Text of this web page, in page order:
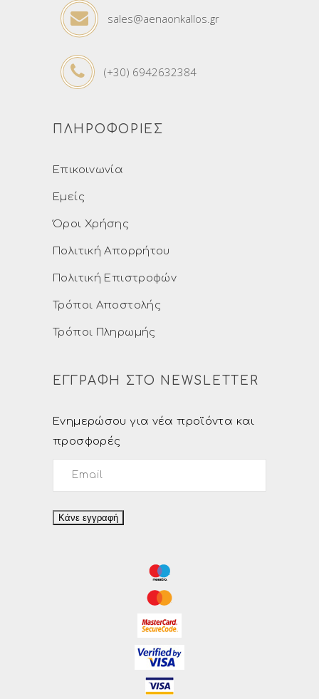
sales@aenaonkallos.gr
(+30) 6942632384
ΠΛΗΡΟΦΟΡΙΕΣ
Επικοινωνία
Εμείς
Όροι Χρήσης
Πολιτική Απορρήτου
Πολιτική Επιστροφών
Τρόποι Αποστολής
Τρόποι Πληρωμής
ΕΓΓΡΑΦΗ ΣΤΟ NEWSLETTER
Ενημερώσου για νέα προϊόντα και
προσφορές